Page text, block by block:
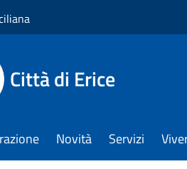
Città di Erice
Novità Servizi